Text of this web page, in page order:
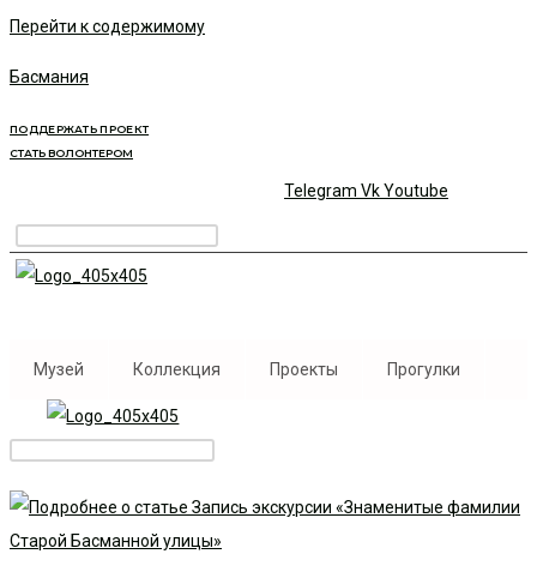
Перейти к содержимому
Басмания
ПОДДЕРЖАТЬ ПРОЕКТ
СТАТЬ ВОЛОНТЕРОМ
Telegram VkYoutube
Музей Коллекция Проекты Прогулки